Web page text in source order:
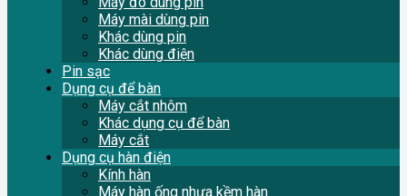
Máy mài dùng pin
Khác dùng pin
Khác dùng điện
Pin sạc
Dụng cụ để bàn
Máy cắt nhôm
Khác dụng cụ để bàn
Máy cắt
Dụng cụ hàn điện
Kính hàn
Máy hàn ống nhựa kềm hàn